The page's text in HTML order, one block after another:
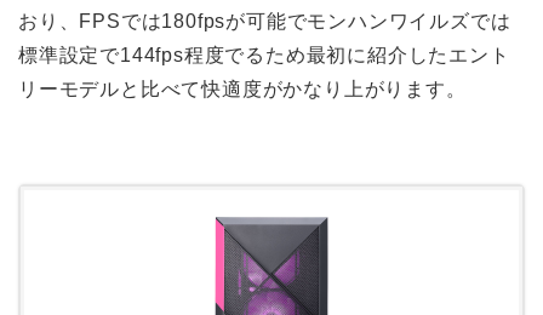
おり、FPSでは180fpsが可能でモンハンワイルズでは
標準設定で144fps程度でるため最初に紹介したエント
リーモデルと比べて快適度がかなり上がります。